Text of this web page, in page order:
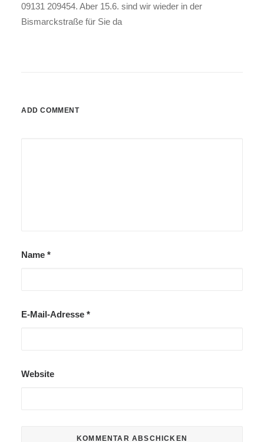
09131 209454. Aber 15.6. sind wir wieder in der
Bismarckstraße für Sie da
ADD COMMENT
Name *
E-Mail-Adresse *
Website